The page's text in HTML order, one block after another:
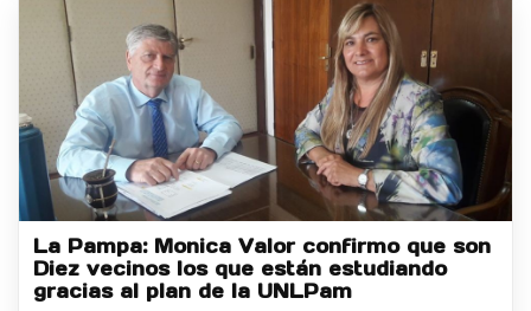
La Pampa: Monica Valor confirmo que son
Diez vecinos los que están estudiando
gracias al plan de la UNLPam